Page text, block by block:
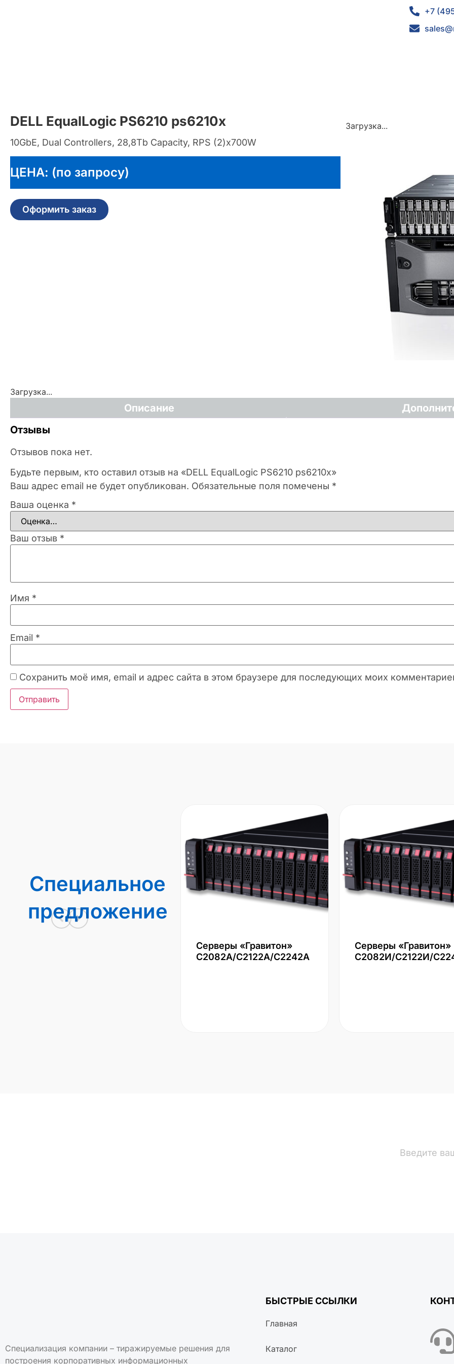
+7
DELL EqualLogic PS6210 ps6210x
10GbE, Dual Controllers, 28,8Tb Capacity, RPS (2)x700W
ЦЕНА: (по запросу)
Оформить заказ
Загрузка...
Загрузка...
Описание
Отзывы
Отзывов пока нет.
Будьте первым, кто оставил отзыв на «DELL EqualLogic PS6210 ps6210x»
Ваш адрес email не будет опубликован. Обязательные поля помечены *
Ваша оценка *
Ваш отзыв *
Имя *
Email *
Сохранить моё имя, email и адрес сайта в этом браузере для последующих моих
Специальное
предложение
Серверы «Гравитон»
С2082А/С2122А/С2242А
Серверы «Гравитон»
С2082И/С2122И/
Специализация компании – тиражируемые решения для
построения корпоративных информационных
БЫСТРЫЕ ССЫЛКИ
Главная
Каталог